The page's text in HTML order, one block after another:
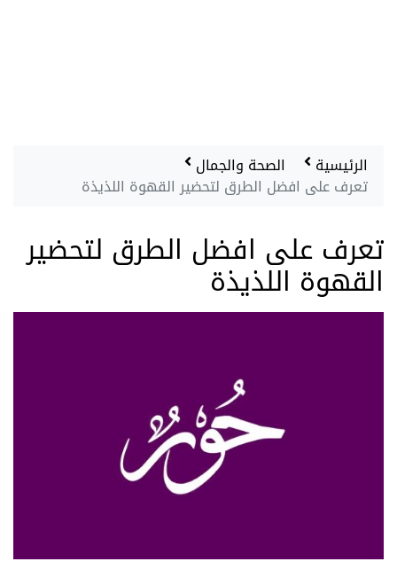
الرئيسية الصحة والجمال
تعرف على افضل الطرق لتحضير القهوة اللذيذة
تعرف على افضل الطرق لتحضير
القهوة اللذيذة